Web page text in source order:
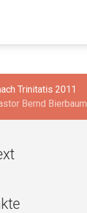
Trinitatis 2011
Bernd Bierbaum